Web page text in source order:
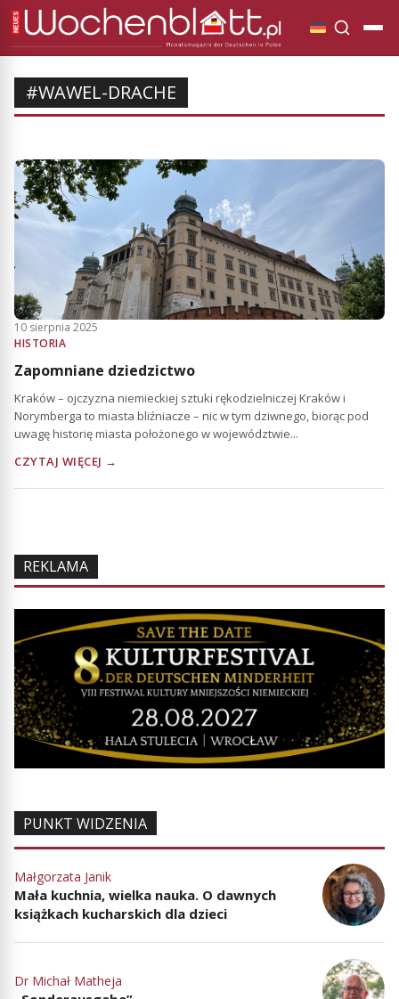
#WAWEL-DRACHE
10 sierpnia 2025
HISTORIA
Zapomniane dziedzictwo
Kraków – ojczyzna niemieckiej sztuki rękodzielniczej Kraków i
Norymberga to miasta bliźniacze – nic w tym dziwnego, biorąc pod
uwagę historię miasta położonego w województwie...
CZYTAJ WIĘCEJ →
REKLAMA
PUNKT WIDZENIA
Małgorzata Janik
Mała kuchnia, wielka nauka. O dawnych
książkach kucharskich dla dzieci
Dr Michał Matheja